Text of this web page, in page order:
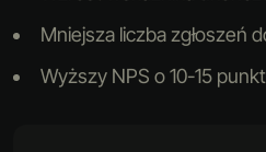
Mniejsza liczba zgłoszeń
Wyższy NPS o 10-15